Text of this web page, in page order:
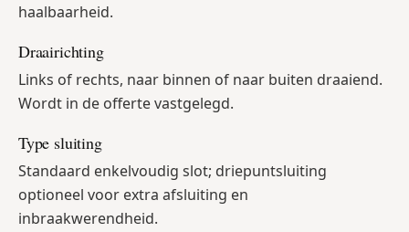
haalbaarheid.
Draairichting
Links of rechts, naar binnen of naar buiten draaiend.
Wordt in de offerte vastgelegd.
Type sluiting
Standaard enkelvoudig slot; driepuntsluiting
optioneel voor extra afsluiting en
inbraakwerendheid.